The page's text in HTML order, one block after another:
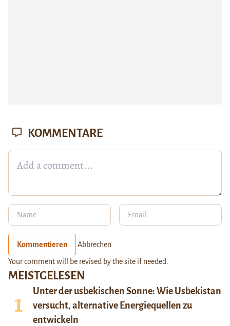
MEISTGELESEN
Unter der usbekischen Sonne: Wie Usbekistan
versucht, alternative Energiequellen zu
entwickeln
KOMMENTARE
Kommentieren Abbrechen
Your comment will be revised by the site if needed.